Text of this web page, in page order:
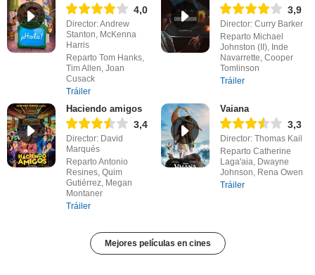
4,0
Director: Andrew
Stanton, McKenna
Harris
Reparto Tom Hanks,
Tim Allen, Joan
Cusack
Tráiler
3,9
Director: Curry Barker
Reparto Michael
Johnston (II), Inde
Navarrette, Cooper
Tomlinson
Tráiler
Haciendo amigos
3,4
Director: David
Marqués
Reparto Antonio
Resines, Quim
Gutiérrez, Megan
Montaner
Tráiler
Vaiana
3,3
Director: Thomas Kail
Reparto Catherine
Laga'aia, Dwayne
Johnson, Rena Owen
Tráiler
Mejores películas en cines